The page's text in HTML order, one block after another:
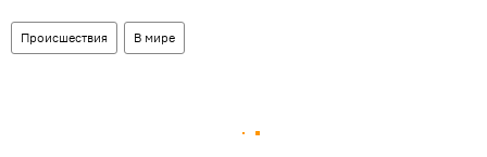
Происшествия В мире